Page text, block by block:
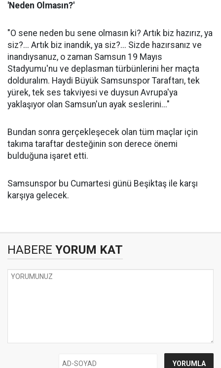
'Neden Olmasın?'
"O sene neden bu sene olmasın ki? Artık biz hazırız, ya
siz?... Artık biz inandık, ya siz?... Sizde hazırsanız ve
inandıysanuz, o zaman Samsun 19 Mayıs
Stadyumu'nu ve deplasman türbünlerini her maçta
dolduralım. Haydi Büyük Samsunspor Taraftarı, tek
yürek, tek ses takviyesi ve duysun Avrupa'ya
yaklaşıyor olan Samsun'un ayak seslerini..."
Bundan sonra gerçekleşecek olan tüm maçlar için
takıma taraftar desteğinin son derece önemi
bulduğuna işaret etti.
Samsunspor bu Cumartesi günü Beşiktaş ile karşı
karşıya gelecek.
HABERE YORUM KAT